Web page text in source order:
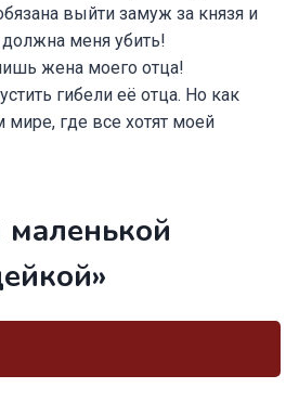
выйти замуж за князя и
меня убить!
жена моего отца!
гибели её отца. Но как
мире, где все хотят моей